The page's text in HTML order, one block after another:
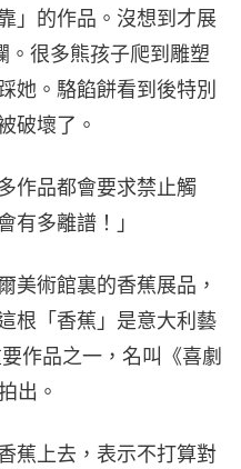
」的作品。沒想到才展
。很多熊孩子爬到雕塑
她。駱餡餅看到後特別
破壞了。
作品都會要求禁止觸
有多離譜！」
美術館裏的香蕉展品，
根「香蕉」是意大利藝
作品之一，名叫《喜劇
出。
蕉上去，表示不打算對